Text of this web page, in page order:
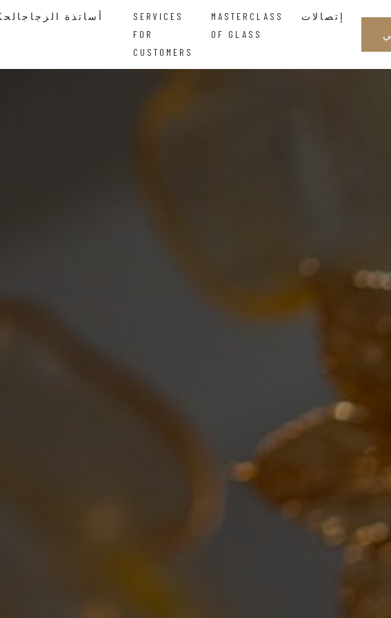
SERVICES
FOR
CUSTOMERS
MASTERCLASS
OF GLASS
إتصالات